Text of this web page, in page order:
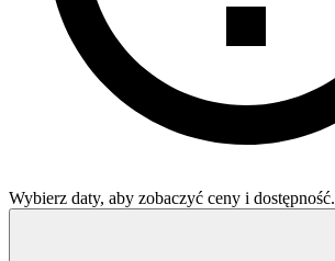
Wybierz daty, aby zobaczyć ceny i dostępność.